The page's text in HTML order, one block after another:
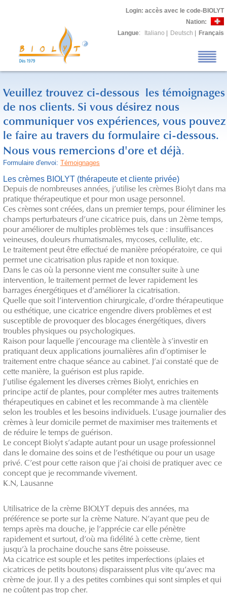
Login: accès avec le code-BIOLYT
Nation:
Langue: Italiano Deutsch Français
Veuillez trouvez ci-dessous les témoignages
de nos clients. Si vous désirez nous
communiquer vos expériences, vous pouvez
le faire au travers du formulaire ci-dessous.
Nous vous remercions d'ore et déjà.
Formulaire d'envoi: Témoignages
Les crèmes BIOLYT (thérapeute et cliente privée)
Depuis de nombreuses années, j’utilise les crèmes Biolyt dans ma
pratique thérapeutique et pour mon usage personnel.
Ces crèmes sont créées, dans un premier temps, pour éliminer les
champs perturbateurs d’une cicatrice puis, dans un 2ème temps,
pour améliorer de multiples problèmes tels que : insuffisances
veineuses, douleurs rhumatismales, mycoses, cellulite, etc.
Le traitement peut être effectué de manière préopératoire, ce qui
permet une cicatrisation plus rapide et non toxique.
Dans le cas où la personne vient me consulter suite à une
intervention, le traitement permet de lever rapidement les
barrages énergétiques et d’améliorer la cicatrisation.
Quelle que soit l’intervention chirurgicale, d’ordre thérapeutique
ou esthétique, une cicatrice engendre divers problèmes et est
susceptible de provoquer des blocages énergétiques, divers
troubles physiques ou psychologiques.
Raison pour laquelle j’encourage ma clientèle à s’investir en
pratiquant deux applications journalières afin d’optimiser le
traitement entre chaque séance au cabinet. J’ai constaté que de
cette manière, la guérison est plus rapide.
J’utilise également les diverses crèmes Biolyt, enrichies en
principe actif de plantes, pour compléter mes autres traitements
thérapeutiques en cabinet et les recommande à ma clientèle
selon les troubles et les besoins individuels. L’usage journalier des
crèmes à leur domicile permet de maximiser mes traitements et
de réduire le temps de guérison.
Le concept Biolyt s’adapte autant pour un usage professionnel
dans le domaine des soins et de l’esthétique ou pour un usage
privé. C’est pour cette raison que j’ai choisi de pratiquer avec ce
concept que je recommande vivement.
K.N, Lausanne
Utilisatrice de la crème BIOLYT depuis des années, ma
préférence se porte sur la crème Nature. N’ayant que peu de
temps après ma douche, je l’apprécie car elle pénètre
rapidement et surtout, d’où ma fidélité à cette crème, tient
jusqu’à la prochaine douche sans être poisseuse.
Ma cicatrice est souple et les petites imperfections (plaies et
cicatrices de petits boutons) disparaissent plus vite qu’avec ma
crème de jour. Il y a des petites combines qui sont simples et qui
ne coûtent pas trop cher.